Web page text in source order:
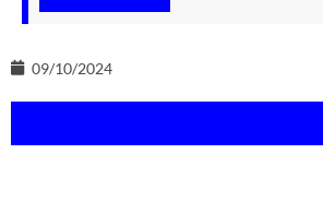
09/10/2024